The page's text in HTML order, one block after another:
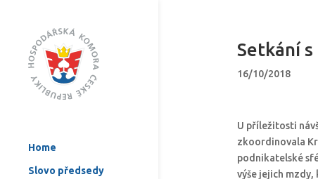
Home
Slovo předsedy
Setkání
16/10/2018
U příležitosti
zkoordinovala
podnikatelské
výše jejich